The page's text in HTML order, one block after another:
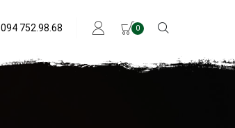
094 752.98.68 0